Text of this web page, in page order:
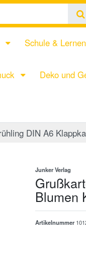
Schule & Lernen
Deko und
DIN A6
Junker Verlag
Blumen
Artikelnummer